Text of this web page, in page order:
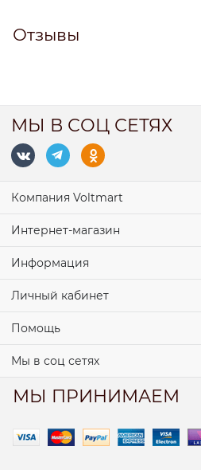
Отзывы
МЫ В СОЦ СЕТЯХ
Компания Voltmart
Интернет-магазин
Информация
Личный кабинет
Помощь
Мы в соц сетях
МЫ ПРИНИМАЕМ